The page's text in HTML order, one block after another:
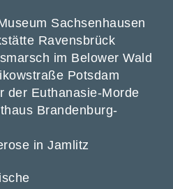
Sachsenhausen
Ravensbrück
im Belower Wald
Potsdam
der Euthanasie-Morde
Brandenburg-
in Jamlitz